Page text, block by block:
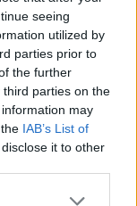
seeing
utilized by
parties prior to
the further
parties on the
may
IAB’s List of
it to other